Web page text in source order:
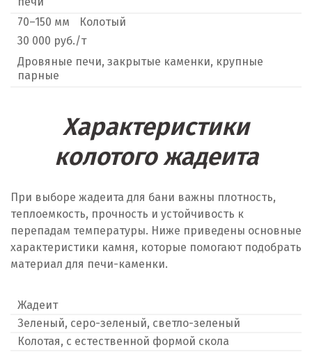
70–150 мм
Колотый
30 000 руб./т
Дровяные печи, закрытые каменки, крупные
парные
Характеристики
колотого жадеита
При выборе жадеита для бани важны плотность,
теплоемкость, прочность и устойчивость к
перепадам температуры. Ниже приведены основные
характеристики камня, которые помогают подобрать
материал для печи-каменки.
Жадеит
Зеленый, серо-зеленый, светло-зеленый
Колотая, с естественной формой скола